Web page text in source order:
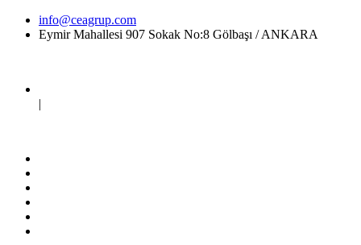
info@ceagrup.com
Eymir Mahallesi 907 Sokak No:8 Gölbaşı / ANKARA
|